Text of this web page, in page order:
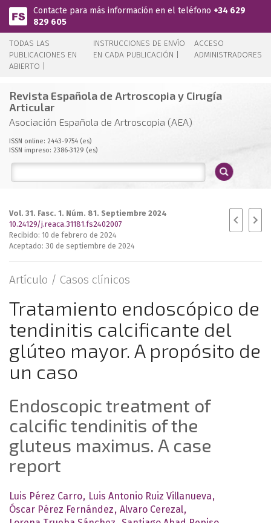
Pasar al contenido principal
Contacte para más información en el teléfono +34 629
829 605
TODAS LAS
PUBLICACIONES EN
ABIERTO |
INSTRUCCIONES DE ENVÍO
EN CADA PUBLICACIÓN |
ACCESO
ADMINISTRADORES
Revista Española de Artroscopia y Cirugía
Articular
Asociación Española de Artroscopia (AEA)
ISSN online: 2443-9754 (es)
ISSN impreso: 2386-3129 (es)
Vol. 31. Fasc. 1. Núm. 81. Septiembre 2024
10.24129/j.reaca.31181.fs2402007
Recibido: 10 de febrero de 2024
Aceptado: 30 de septiembre de 2024
Artículo / Casos clínicos
Tratamiento endoscópico de
tendinitis calcificante del
glúteo mayor. A propósito de
un caso
Endoscopic treatment of
calcific tendinitis of the
gluteus maximus. A case
report
Luis Pérez Carro
Luis Antonio Ruiz Villanueva
Óscar Pérez Fernández Alvaro Cerezal